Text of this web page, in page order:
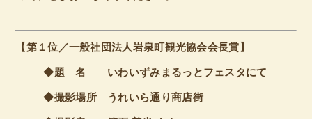
【第１位／一般社団法人岩泉町観光協会会長賞】
◆題 名 いわいずみまるっとフェスタにて
◆撮影場所 うれいら通り商店街